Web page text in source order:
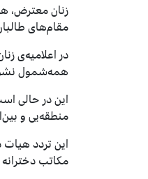
زنان معترض،
مقام‌های
در اعلامیه‌ی
همه‌شمول
منطقه‌یی و
این تردد
مکاتب